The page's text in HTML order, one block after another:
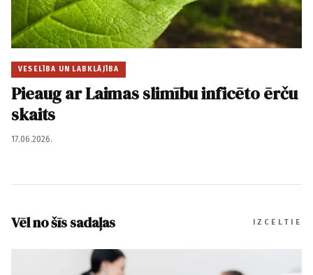
VESELĪBA UN LABKLĀJĪBA
Pieaug ar Laimas slimību inficēto ērču
skaits
17.06.2026.
Vēl no šīs sadaļas IZCELTIE